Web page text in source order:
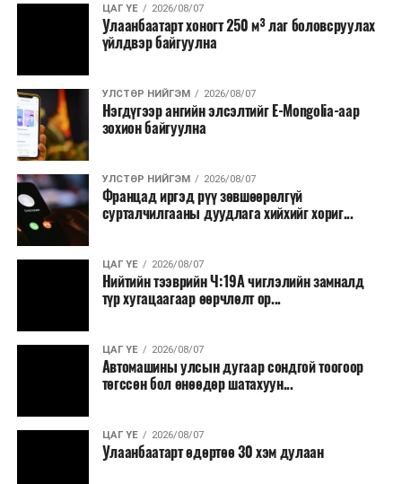
тавилга, автомашин худалдан авах;
Батлан хамгаалах, хууль зүйн салбараас бусад
Хуулиар заавал мэдээлэхээс бусад кино,
контент, хэвлэлийн зардал;
Заавал олгохоос бусад тэтгэмж, урамшуулал.
Санхүүгийн хэмнэлтийн горимыг 2026 оны
арванхоёрдугаар сарын 31 хүртэл мөрдөнө. Харин
эрүүл мэндийн салбар уг хэмнэлтийн горимд
хамрагдахгүй бөгөөд цэцэрлэг, сургуулийн хүүхдийн
эрт илрүүлэг, вакцинжуулалт, томуу, томуу төст
өвчний эсрэг арга хэмжээ зэрэг зайлшгүй
үргэлжилнэ гэж Ерөнхий сайд Н.Учрал онцоллоо.
Мөн бүх шатны төсвийн ерөнхийлөн захирагч нарт
салбар бүрдээ урсгал зардлыг 20 хувиар бууруулах,
нөхөн томилгоо хийхгүй байх, аялал, амралт, зугаалга,
хамт олны урлаг, спортын арга хэмжээг зохион
байгуулахгүй байх, төрийн албанд шинэ орон тоо бий
ЦАГ ҮЕ 2026/08/07
Улаанбаатарт хоногт 250 м³ лаг боловсруулах
үйлдвэр байгуулна
УЛСТӨР НИЙГЭМ 2026/08/07
Нэгдүгээр ангийн элсэлтийг E-Mongolia-аар
зохион байгуулна
УЛСТӨР НИЙГЭМ 2026/08/07
Францад иргэд рүү зөвшөөрөлгүй
сурталчилгааны дуудлага хийхийг хориг...
ЦАГ ҮЕ 2026/08/07
Нийтийн тээврийн Ч:19А чиглэлийн замналд
түр хугацаагаар өөрчлөлт ор...
ЦАГ ҮЕ 2026/08/07
Автомашины улсын дугаар сондгой тоогоор
төгссөн бол өнөөдөр шатахуун...
ЦАГ ҮЕ 2026/08/07
Улаанбаатарт өдөртөө 30 хэм дулаан